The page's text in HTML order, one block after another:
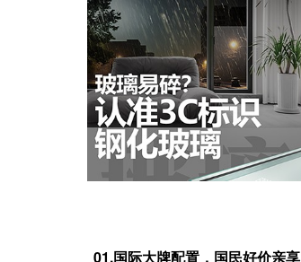
01.国际大牌配置，国民好价亲享